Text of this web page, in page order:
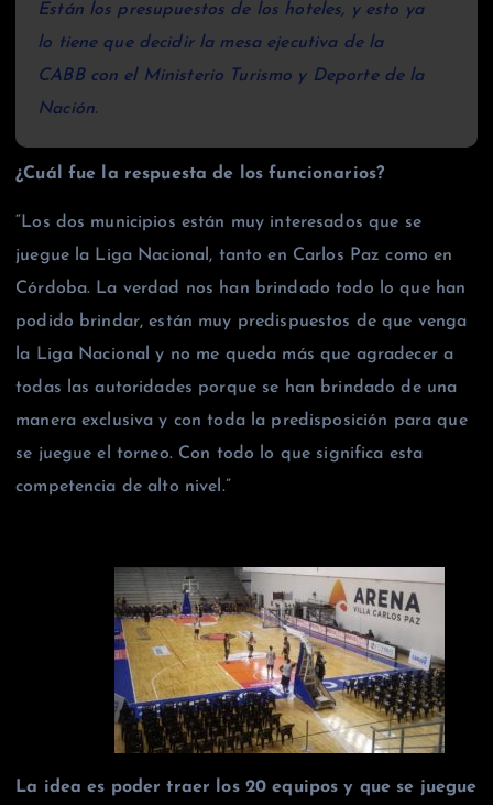
Están los presupuestos de los hoteles, y esto ya
lo tiene que decidir la mesa ejecutiva de la
CABB con el Ministerio Turismo y Deporte de la
Nación.
¿Cuál fue la respuesta de los funcionarios?
“Los dos municipios están muy interesados que se
juegue la Liga Nacional, tanto en Carlos Paz como en
Córdoba. La verdad nos han brindado todo lo que han
podido brindar, están muy predispuestos de que venga
la Liga Nacional y no me queda más que agradecer a
todas las autoridades porque se han brindado de una
manera exclusiva y con toda la predisposición para que
se juegue el torneo. Con todo lo que significa esta
competencia de alto nivel.”
La idea es poder traer los 20 equipos y que se juegue